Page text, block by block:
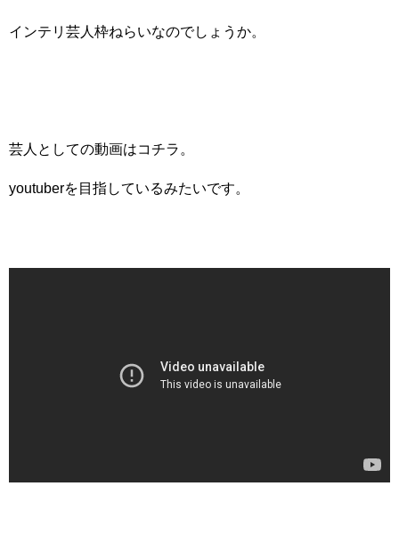
インテリ芸人枠ねらいなのでしょうか。
芸人としての動画はコチラ。
youtuberを目指しているみたいです。